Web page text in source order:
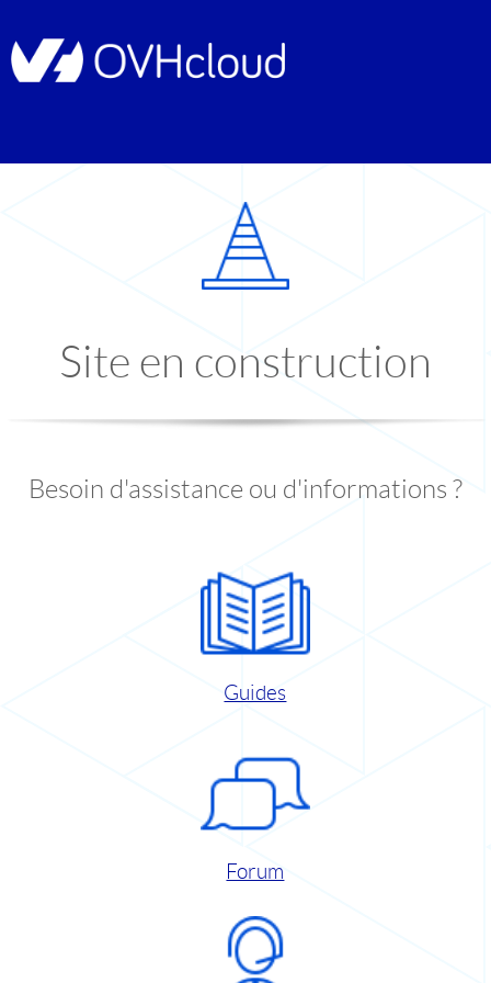
Site en construction
Besoin d'assistance ou d'informations ?
Guides
Forum